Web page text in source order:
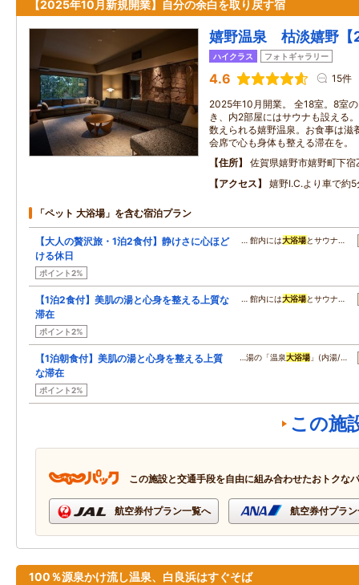
【2025年10月新規開業】自分の余白を取り戻す宿
嬉野温泉 枯淡嬉野【
ハイクラス フォトギャラリー
4.6 15件
2025年10月開業。 全18室。8室
き、内2部屋にはサウナも設える
数えられる嬉野温泉。お食事は滋
会席で心も身体も整える滞在を。
住所
佐賀県嬉野市嬉野町下宿
アクセス
嬉野I.C.より車で約5
「ペット 大浴場」を含む宿泊プラン
【大人の贅沢旅・1泊2食付】静けさに心ほど
ける休日
ポイント2%
… 館内には大浴場とサウナ…
【1泊2食付】美肌の湯と心身を整える上質な
滞在
ポイント2%
… 館内には大浴場とサウナ…
【1泊朝食付】美肌の湯と心身を整える上質
な滞在
ポイント2%
…湯の「温泉大浴場 」(内湯/…
この施
この施設と交通手段を自由に組み合わせたおトクな
航空券付プラン一覧へ 航空券付プラ
100％源泉かけ流し温泉、白良浜はすぐそば